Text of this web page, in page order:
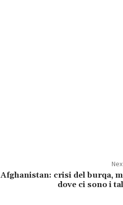
Afghanistan: crisi del burqa,
dove ci sono i